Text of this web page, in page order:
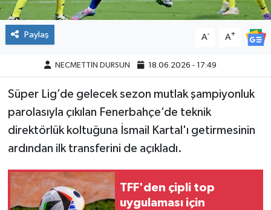
Paylaş A- A+
NECMETTİN DURSUN 18.06.2026 - 17:49
Süper Lig’de gelecek sezon mutlak şampiyonluk
parolasıyla çıkılan Fenerbahçe’de teknik
direktörlük koltuğuna İsmail Kartal'ı getirmesinin
ardından ilk transferini de açıkladı.
TFF'den çipli top
uygulaması için